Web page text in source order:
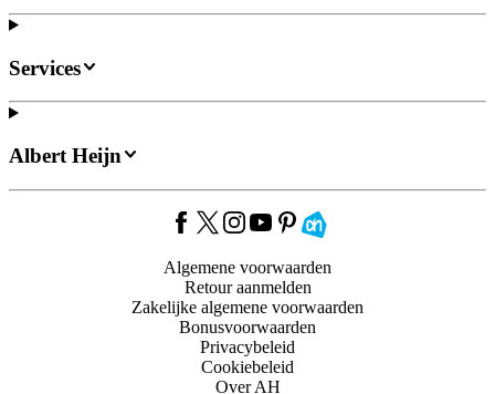
Services
Albert Heijn
Algemene voorwaarden
Retour aanmelden
Zakelijke algemene voorwaarden
Bonusvoorwaarden
Privacybeleid
Cookiebeleid
Over AH